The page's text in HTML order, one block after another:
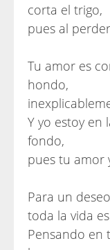
corta el trigo,
pues al
Tu amor es
hondo,
Y yo estoy en
fondo,
pues tu amor
Para un
toda la vida
Pensando en